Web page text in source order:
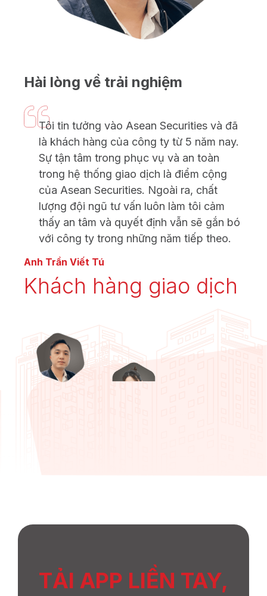
Hài lòng về trải nghiệm
Tôi tin tưởng vào Asean Securities và đã
là khách hàng của công ty từ 5 năm nay.
Sự tận tâm trong phục vụ và an toàn
trong hệ thống giao dịch là điểm cộng
của Asean Securities. Ngoài ra, chất
lượng đội ngũ tư vấn luôn làm tôi cảm
thấy an tâm và quyết định vẫn sẽ gắn bó
với công ty trong những năm tiếp theo.
Anh Trần Viết Tú
Khách hàng giao dịch
TẢI APP LIỀN TAY,